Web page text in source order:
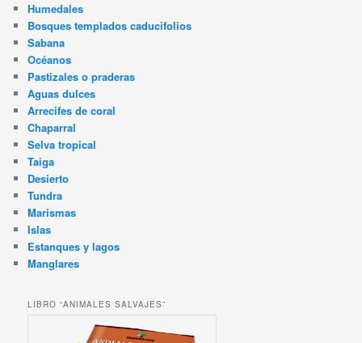
Humedales
Bosques templados caducifolios
Sabana
Océanos
Pastizales o praderas
Aguas dulces
Arrecifes de coral
Chaparral
Selva tropical
Taiga
Desierto
Tundra
Marismas
Islas
Estanques y lagos
Manglares
LIBRO “ANIMALES SALVAJES”